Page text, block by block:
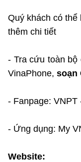
Liên hệ
Điện thoại: 024 3936
Email:
Theo dõi MST trên
Quý khách có thể
thêm chi tiết
- Tra cứu toàn
VinaPhone, soạn
- Fanpage: VNPT
- Ứng dụng: My
Website: